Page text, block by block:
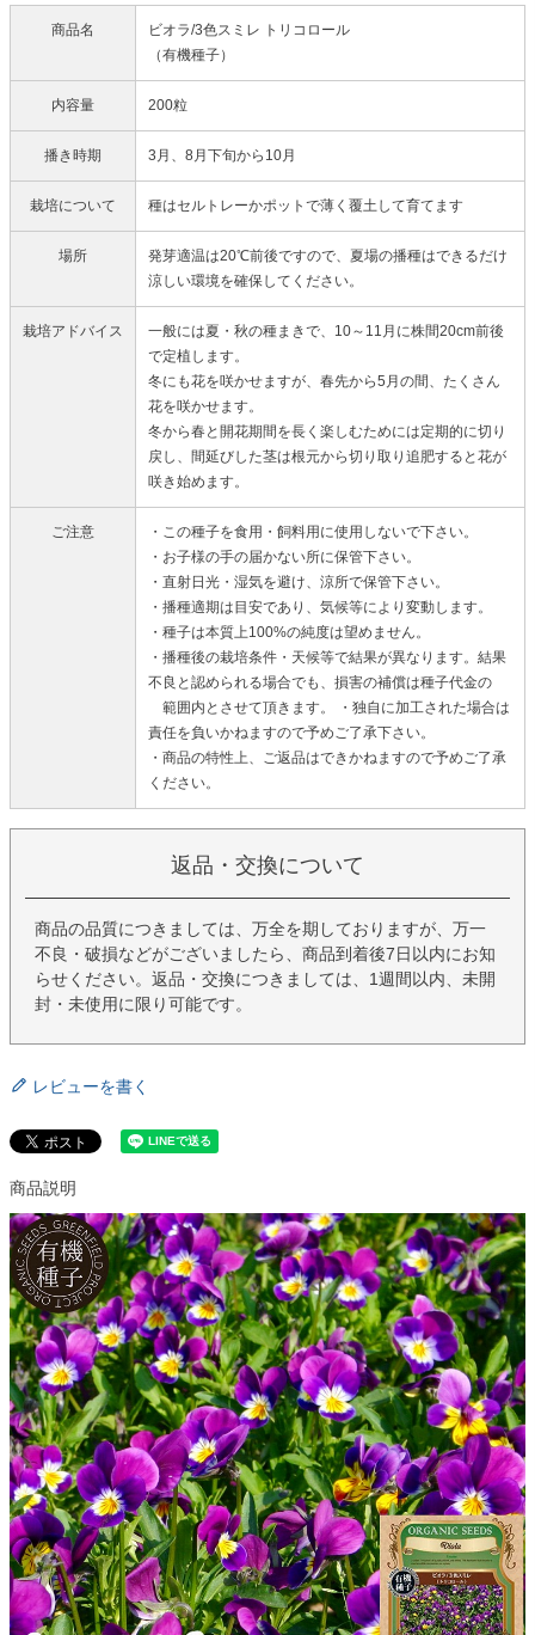
商品名
ビオラ/3色スミレ トリコロール
（有機種子）
内容量 200粒
播き時期 3月、8月下旬から10月
栽培について 種はセルトレーかポットで薄く覆土して育てます
場所
発芽適温は20℃前後ですので、夏場の播種はできるだけ
涼しい環境を確保してください。
栽培アドバイス
一般には夏・秋の種まきで、10～11月に株間20cm前後
で定植します。
冬にも花を咲かせますが、春先から5月の間、たくさん
花を咲かせます。
冬から春と開花期間を長く楽しむためには定期的に切り
戻し、間延びした茎は根元から切り取り追肥すると花が
咲き始めます。
ご注意
・この種子を食用・飼料用に使用しないで下さい。
・お子様の手の届かない所に保管下さい。
・直射日光・湿気を避け、涼所で保管下さい。
・播種適期は目安であり、気候等により変動します。
・種子は本質上100%の純度は望めません。
・播種後の栽培条件・天候等で結果が異なります。結果
不良と認められる場合でも、損害の補償は種子代金の
範囲内とさせて頂きます。 ・独自に加工された場合は
責任を負いかねますので予めご了承下さい。
・商品の特性上、ご返品はできかねますので予めご了承
ください。
返品・交換について
商品の品質につきましては、万全を期しておりますが、万一
不良・破損などがございましたら、商品到着後7日以内にお知
らせください。返品・交換につきましては、1週間以内、未開
封・未使用に限り可能です。
レビューを書く
商品説明